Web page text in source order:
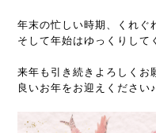
年末の忙しい時期、くれぐ
そして年始はゆっくりして
来年も引き続きよろしくお
良いお年をお迎えください♪